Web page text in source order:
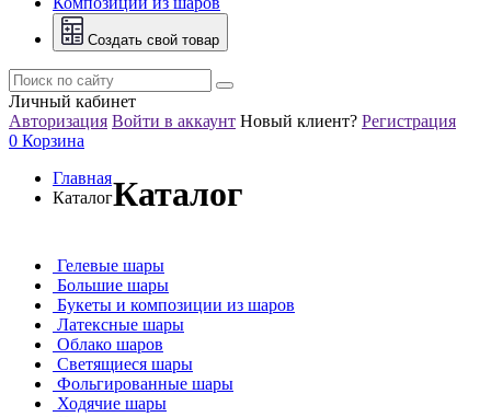
Создать свой товар
Личный кабинет
Авторизация Войти в аккаунт Новый клиент? Регистрация
0 Корзина
Главная
КаталогКаталог
Гелевые шары
Большие шары
Букеты и композиции из шаров
Латексные шары
Облако шаров
Светящиеся шары
Фольгированные шары
Ходячие шары